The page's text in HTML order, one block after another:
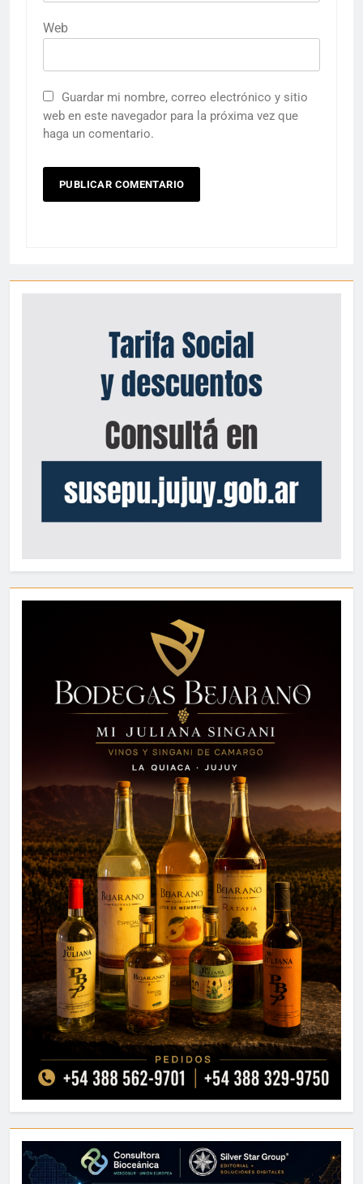
Web
Guardar mi nombre, correo electrónico y sitio
web en este navegador para la próxima vez que
haga un comentario.